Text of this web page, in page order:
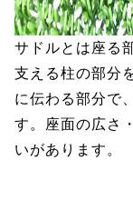
サドルとは座る
支える柱の部分
に伝わる部分で
す。座面の広さ
いがあります。